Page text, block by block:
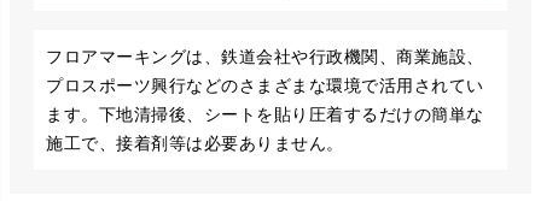
フロアマーキングは、鉄道会社や行政機関、商業施設、
プロスポーツ興行などのさまざまな環境で活用されてい
ます。下地清掃後、シートを貼り圧着するだけの簡単な
施工で、接着剤等は必要ありません。